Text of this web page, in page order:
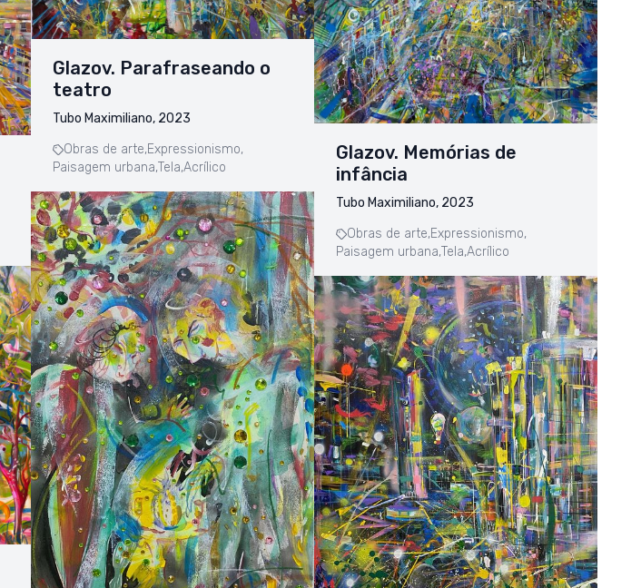
Glazov. Parafraseando o
teatro
Tubo Maximiliano, 2023
Obras de arte,Expressionismo,
Paisagem urbana,Tela,Acrílico
Glazov. Memórias de
infância
Tubo Maximiliano, 2023
Obras de arte,Expressionismo,
Paisagem urbana,Tela,Acrílico